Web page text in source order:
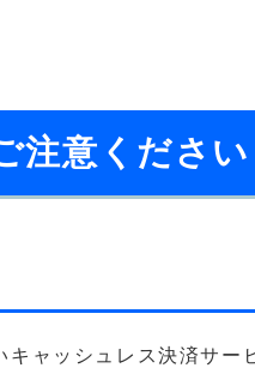
注意ください
ャッシュレス決済サ